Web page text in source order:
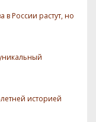
в России растут, но
историей